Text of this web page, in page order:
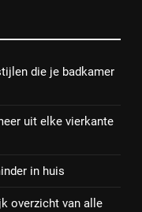
die je badkamer
uit elke vierkante
in huis
overzicht van alle